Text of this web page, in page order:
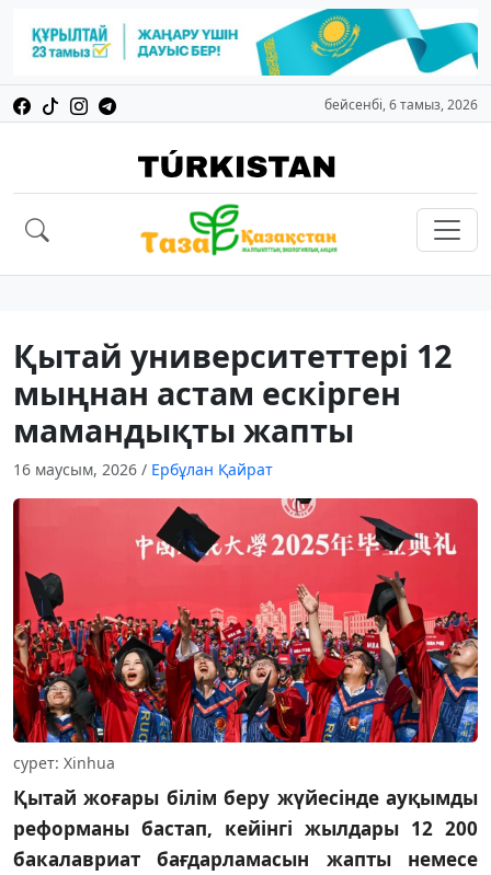
бейсенбі, 6 тамыз, 2026
Қытай университеттері 12
мыңнан астам ескірген
мамандықты жапты
16 маусым, 2026 / Ербұлан Қайрат
сурет: Xinhua
Қытай жоғары білім беру жүйесінде ауқымды
реформаны бастап, кейінгі жылдары 12 200
бакалавриат бағдарламасын жапты немесе